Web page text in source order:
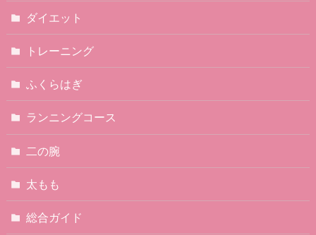
ダイエット
トレーニング
ふくらはぎ
ランニングコース
二の腕
太もも
総合ガイド